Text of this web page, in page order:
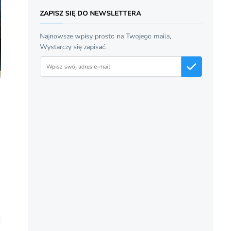
ZAPISZ SIĘ DO NEWSLETTERA
Najnowsze wpisy prosto na Twojego maila,
Wystarczy się zapisać.